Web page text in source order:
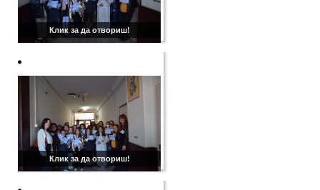
Клик за да отвориш!
Клик за да отвориш!